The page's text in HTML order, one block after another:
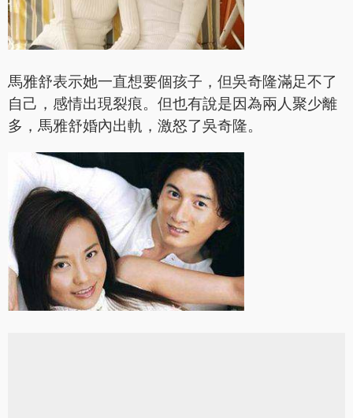
馬雅舒表示她一直想要個孩子，但吳奇隆滿足不了
自己，感情出現裂痕。但也有說是因為兩人聚少離
多，馬雅舒婚內出軌，激怒了吳奇隆。